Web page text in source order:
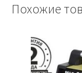
Похожие